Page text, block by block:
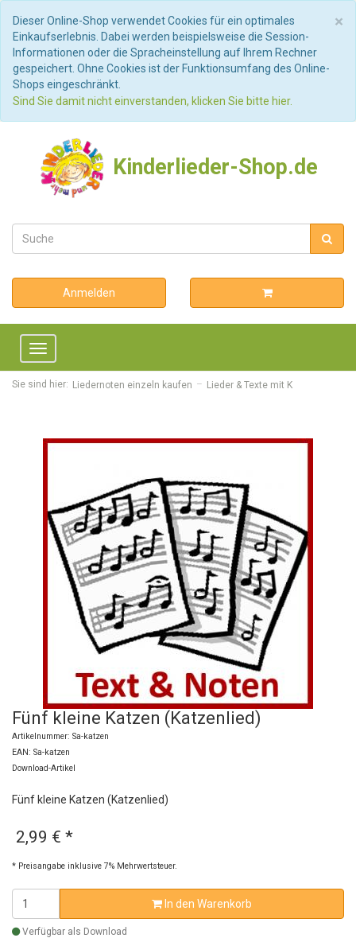
×
Dieser Online-Shop verwendet Cookies für ein optimales
Einkaufserlebnis. Dabei werden beispielsweise die Session-
Informationen oder die Spracheinstellung auf Ihrem Rechner
gespeichert. Ohne Cookies ist der Funktionsumfang des Online-
Shops eingeschränkt.
Sind Sie damit nicht einverstanden, klicken Sie bitte hier.
Kinderlieder-Shop.de
Anmelden
Toggle
navigation
Sie sind hier: Liedernoten einzeln kaufen Lieder & Texte mit K
Fünf kleine Katzen (Katzenlied)
Artikelnummer: Sa-katzen
EAN: Sa-katzen
Download-Artikel
Fünf kleine Katzen (Katzenlied)
2,99 € *
* Preisangabe inklusive 7% Mehrwertsteuer.
In den Warenkorb
Verfügbar als Download